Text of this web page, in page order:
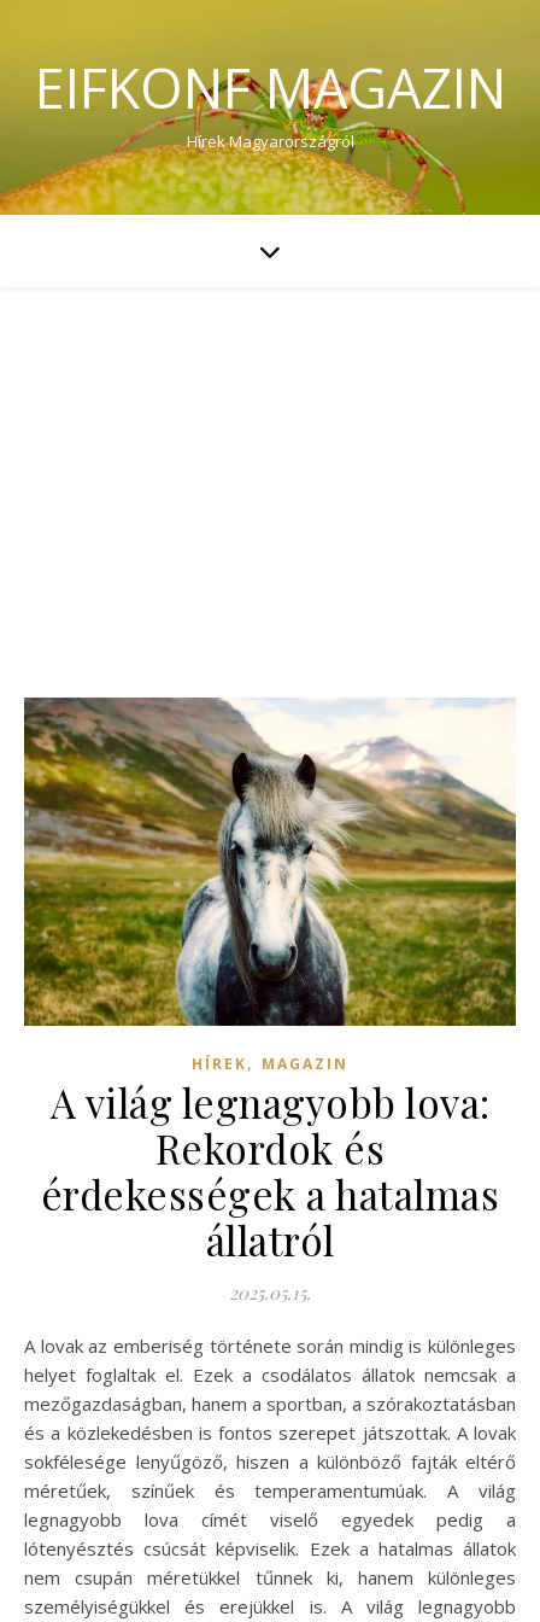
EIFKONF MAGAZIN
Hírek Magyarországról
HÍREK, MAGAZIN
A világ legnagyobb lova:
Rekordok és
érdekességek a hatalmas
állatról
2025.05.15.
A lovak az emberiség története során mindig is különleges
helyet foglaltak el. Ezek a csodálatos állatok nemcsak a
mezőgazdaságban, hanem a sportban, a szórakoztatásban
és a közlekedésben is fontos szerepet játszottak. A lovak
sokfélesége lenyűgöző, hiszen a különböző fajták eltérő
méretűek, színűek és temperamentumúak. A világ
legnagyobb lova címét viselő egyedek pedig a
lótenyésztés csúcsát képviselik. Ezek a hatalmas állatok
nem csupán méretükkel tűnnek ki, hanem különleges
személyiségükkel és erejükkel is. A világ legnagyobb